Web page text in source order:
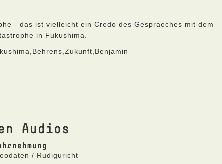
- das ist vielleicht ein Credo des Gespraeches mit dem
in Fukushima.
Audios
/ Rudiguricht